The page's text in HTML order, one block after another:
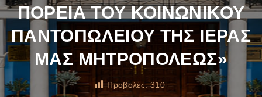
ΠΟΡΕΙΑ ΤΟΥ ΚΟΙΝΩΝΙΚΟΥ
ΠΑΝΤΟΠΩΛΕΙΟΥ ΤΗΣ ΙΕΡΑΣ
ΜΑΣ ΜΗΤΡΟΠΟΛΕΩΣ»
Προβολές: 310